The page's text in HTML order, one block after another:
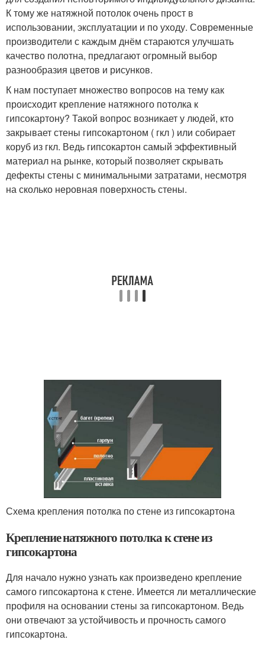
К тому же натяжной потолок очень прост в
использовании, эксплуатации и по уходу. Современные
производители с каждым днём стараются улучшать
качество полотна, предлагают огромный выбор
разнообразия цветов и рисунков.
К нам поступает множество вопросов на тему как
происходит крепление натяжного потолка к
гипсокартону? Такой вопрос возникает у людей, кто
закрывает стены гипсокартоном ( гкл ) или собирает
коруб из гкл. Ведь гипсокартон самый эффективный
материал на рынке, который позволяет скрывать
дефекты стены с минимальными затратами, несмотря
на сколько неровная поверхность стены.
Схема крепления потолка по стене из гипсокартона
Крепление натяжного потолка к стене из
гипсокартона
Для начало нужно узнать как произведено крепление
самого гипсокартона к стене. Имеется ли металлические
профиля на основании стены за гипсокартоном. Ведь
они отвечают за устойчивость и прочность самого
гипсокартона.